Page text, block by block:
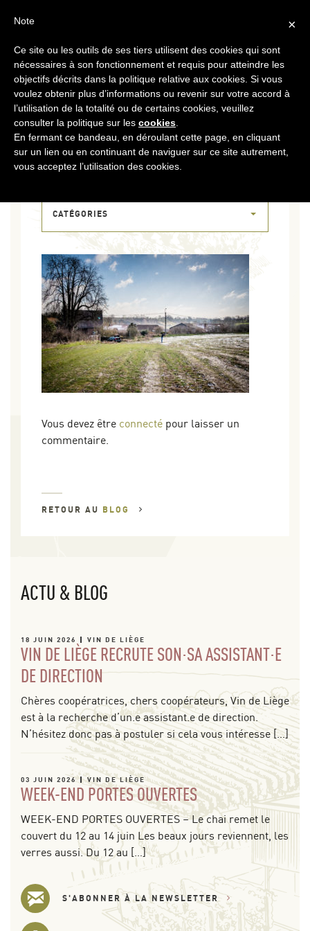
MENU
DSCF5427
CATÉGORIES
Vous devez être connecté pour laisser un
commentaire.
RETOUR AU BLOG
ACTU & BLOG
18 JUIN 2026 VIN DE LIÈGE
VIN DE LIÈGE RECRUTE SON·SA ASSISTANT·E
DE DIRECTION
Chères coopératrices, chers coopérateurs, Vin de Liège
est à la recherche d’un.e assistant.e de direction.
N’hésitez donc pas à postuler si cela vous intéresse […]
03 JUIN 2026 VIN DE LIÈGE
WEEK-END PORTES OUVERTES
WEEK-END PORTES OUVERTES – Le chai remet le
couvert du 12 au 14 juin Les beaux jours reviennent, les
verres aussi. Du 12 au […]
S'ABONNER À LA NEWSLETTER
×
Note
Ce site ou les outils de ses tiers utilisent des cookies qui sont
nécessaires à son fonctionnement et requis pour atteindre les
objectifs décrits dans la politique relative aux cookies. Si vous
voulez obtenir plus d’informations ou revenir sur votre accord à
l’utilisation de la totalité ou de certains cookies, veuillez
consulter la politique sur les cookies
En fermant ce bandeau, en déroulant cette page, en cliquant
sur un lien ou en continuant de naviguer sur ce site autrement,
vous acceptez l’utilisation des cookies.